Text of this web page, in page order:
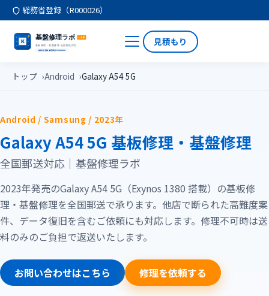
総務省登録（R000026）
見積もり
トップ Android Galaxy A54 5G
Android / Samsung / 2023年
Galaxy A54 5G 基板修理・基盤修理
全国郵送対応｜基盤修理ラボ
2023年発売のGalaxy A54 5G（Exynos 1380 搭載）の基板修
理・基盤修理を全国郵送で承ります。他店で断られた高難度案
件、データ復旧を含むご依頼にも対応します。修理不可時は送
料のみのご負担で返送いたします。
お問い合わせはこちら 修理を依頼する